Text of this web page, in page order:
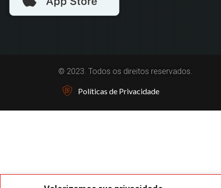
© 2023. Todos os direitos reservados.
Políticas de Privacidade